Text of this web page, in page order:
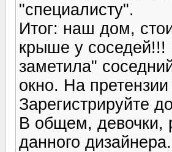
"специалисту".
Итог: наш дом,
крыше у соседей!!!
заметила"
окно. На
Зарегистрируйте
В общем, девочки,
данного дизайнера.